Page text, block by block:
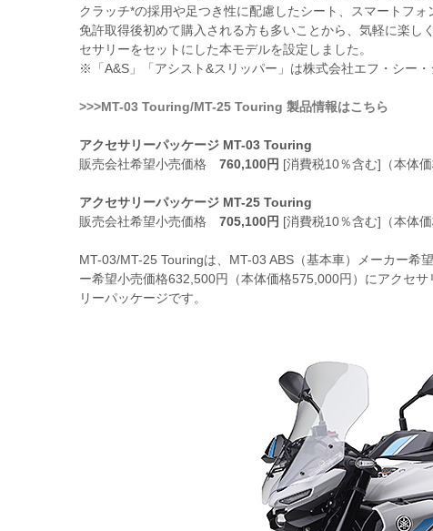
クラッチ*の採用や足つき性に配慮したシート、スマートフ
免許取得後初めて購入される方も多いことから、気軽に楽し
セサリーをセットにした本モデルを設定しました。
※「A&S」「アシスト&スリッパー」は株式会社エフ・シー
>>>MT-03 Touring/MT-25 Touring 製品情報はこちら
アクセサリーパッケージ MT-03 Touring
販売会社希望小売価格 760,100円 [消費税10％含む]（本体
アクセサリーパッケージ MT-25 Touring
販売会社希望小売価格 705,100円 [消費税10％含む]（本体
MT-03/MT-25 Touringは、MT-03 ABS（基本車）メーカー希
ー希望小売価格632,500円（本体価格575,000円）にアクセ
リーパッケージです。